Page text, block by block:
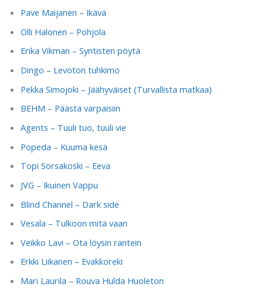
Pave Maijanen – Ikävä
Olli Halonen – Pohjola
Erika Vikman – Syntisten pöytä
Dingo – Levoton tuhkimo
Pekka Simojoki – Jäähyväiset (Turvallista matkaa)
BEHM – Päästä varpaisiin
Agents – Tuuli tuo, tuuli vie
Popeda – Kuuma kesä
Topi Sorsakoski – Eeva
JVG – Ikuinen Vappu
Blind Channel – Dark side
Vesala – Tulkoon mitä vaan
Veikko Lavi – Ota löysin rantein
Erkki Liikanen – Evakkoreki
Mari Laurila – Rouva Hulda Huoleton